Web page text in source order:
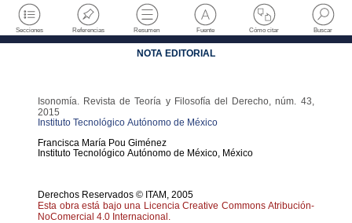
Secciones Referencias Resumen Fuente Cómo citar Buscar
NOTA EDITORIAL
Isonomía. Revista de Teoría y Filosofía del Derecho, núm. 43,
2015
Instituto Tecnológico Autónomo de México
Francisca María Pou Giménez
Instituto Tecnológico Autónomo de México, México
Derechos Reservados © ITAM, 2005
Esta obra está bajo una Licencia Creative Commons Atribución-
NoComercial 4.0 Internacional.